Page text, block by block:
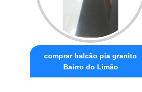
comprar balcão pia granito
Bairro do Limão